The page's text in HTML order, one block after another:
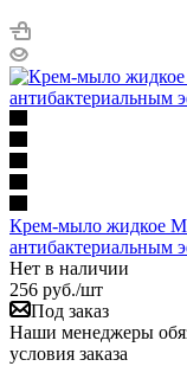
Крем-мыло жидкое
антибактериальным
Нет в наличии
256 руб./шт
Под заказ
Наши менеджеры
условия заказа